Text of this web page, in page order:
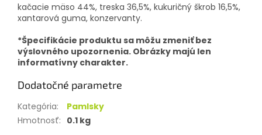
kačacie mäso 44%, treska 36,5%, kukuričný škrob 16,5%,
xantarová guma, konzervanty.
*Špecifikácie produktu sa môžu zmeniť bez
výslovného upozornenia. Obrázky majú len
informatívny charakter.
Dodatočné parametre
Kategória:
Pamlsky
Hmotnosť: 0.1 kg